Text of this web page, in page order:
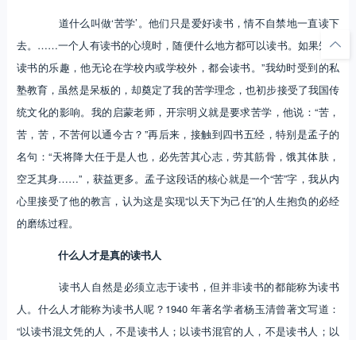
道什么叫做‘苦学’。他们只是爱好读书，情不自禁地一直读下
去。……一个人有读书的心境时，随便什么地方都可以读书。如果知道
读书的乐趣，他无论在学校内或学校外，都会读书。”我幼时受到的私
塾教育，虽然是呆板的，却奠定了我的苦学理念，也初步接受了我国传
统文化的影响。我的启蒙老师，开宗明义就是要求苦学，他说：“苦，
苦，苦，不苦何以通今古？”再后来，接触到四书五经，特别是孟子的
名句：“天将降大任于是人也，必先苦其心志，劳其筋骨，饿其体肤，
空乏其身……”，获益更多。孟子这段话的核心就是一个“苦”字，我从内
心里接受了他的教言，认为这是实现“以天下为己任”的人生抱负的必经
的磨练过程。
什么人才是真的读书人
读书人自然是必须立志于读书，但并非读书的都能称为读书
人。什么人才能称为读书人呢？1940 年著名学者杨玉清曾著文写道：
“以读书混文凭的人，不是读书人；以读书混官的人，不是读书人；以